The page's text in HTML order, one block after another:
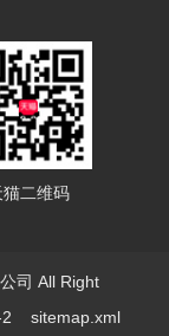
猫二维码
司 All Right
sitemap.xml